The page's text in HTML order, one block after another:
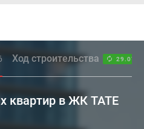
Ход строительства
квартир в ЖК TATE